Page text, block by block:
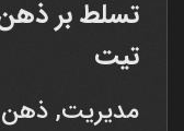
تسلط بر ذهن
تیت
مدیریت, ذهن,